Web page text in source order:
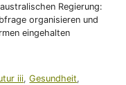
Regierung:
organisieren und
eingehalten
iii,Gesundheit,